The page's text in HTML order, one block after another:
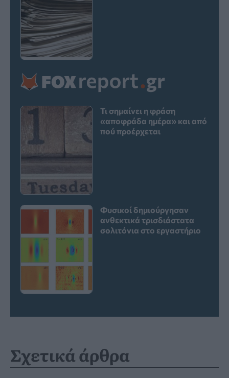
Τι σημαίνει η φράση
«αποφράδα ημέρα» και από
πού προέρχεται
Φυσικοί δημιούργησαν
ανθεκτικά τρισδιάστατα
σολιτόνια στο εργαστήριο
Σχετικά άρθρα